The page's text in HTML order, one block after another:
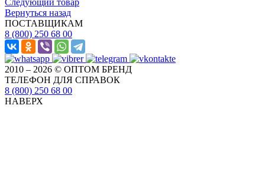
Следующий товар
Вернуться назад
ПОСТАВЩИКАМ
8 (800) 250 68 00
2010 – 2026 © ОПТОМ БРЕНД
ТЕЛЕФОН ДЛЯ СПРАВОК
8 (800) 250 68 00
НАВЕРХ